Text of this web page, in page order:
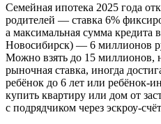
Семейная ипотека 2025 года
родителей — ставка 6%
а максимальная сумма кредита
Новосибирск) — 6 миллионов
Можно взять до 15 миллионов,
рыночная ставка, иногда
ребёнок до 6 лет или ребёнок-
купить квартиру или дом от
с подрядчиком через эскроу-